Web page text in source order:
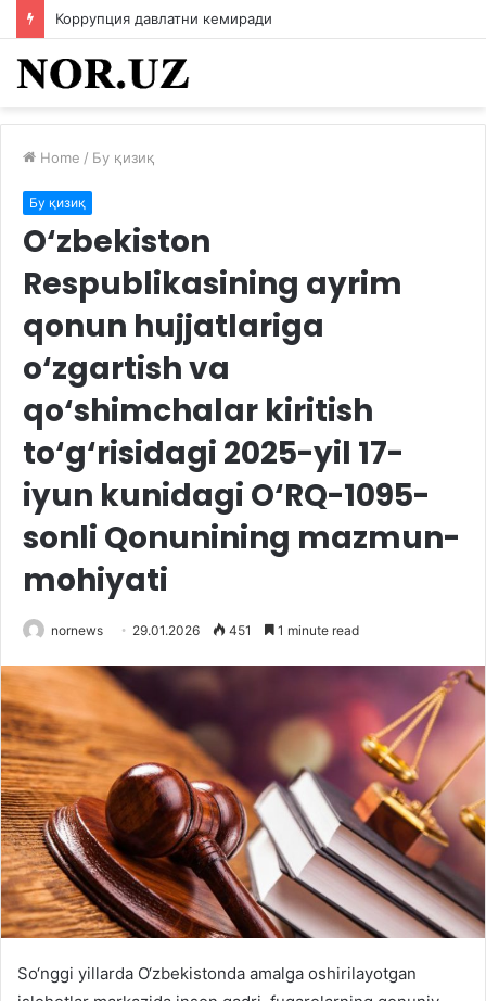
Коррупция давлатни кемиради
Home / Бу қизиқ
Бу қизиқ
O‘zbekiston
Respublikasining ayrim
qonun hujjatlariga
o‘zgartish va
qo‘shimchalar kiritish
to‘g‘risidagi 2025-yil 17-
iyun kunidagi O‘RQ-1095-
sonli Qonunining mazmun-
mohiyati
nornews 29.01.2026 451 1 minute read
So‘nggi yillarda O‘zbekistonda amalga oshirilayotgan